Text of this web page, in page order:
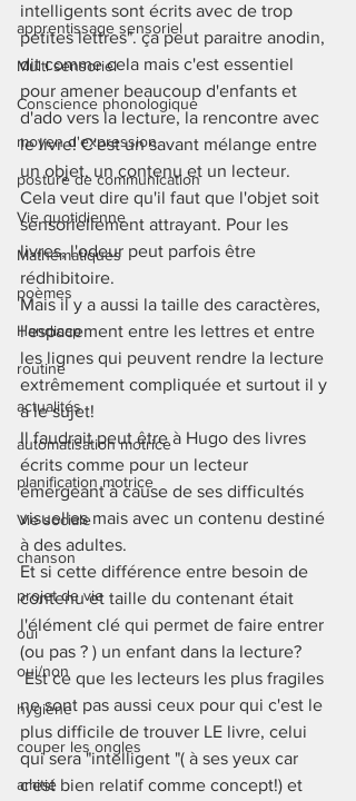
apprentissage sensoriel
Multi sensoriel
Conscience phonologique
moyen d'expression
posture de communication
Vie quotidienne
Mathématiques
poèmes
Handicap
routine
actualités
automatisation motrice
planification motrice
Vie sociale
chanson
projet de vie
oui
oui/non
hygiène
couper les ongles
amitié
intelligents sont écrits avec de trop
petites lettres". ça peut paraitre anodin,
dit comme cela mais c'est essentiel
pour amener beaucoup d'enfants et
d'ado vers la lecture, la rencontre avec
le livre! C'est un savant mélange entre
un objet, un contenu et un lecteur.
Cela veut dire qu'il faut que l'objet soit
sensoriellement attrayant. Pour les
livres, l'odeur peut parfois être
rédhibitoire.
Mais il y a aussi la taille des caractères,
l'espacement entre les lettres et entre
les lignes qui peuvent rendre la lecture
extrêmement compliquée et surtout il y
a le sujet!
Il faudrait peut être à Hugo des livres
écrits comme pour un lecteur
émergeant à cause de ses difficultés
visuelles mais avec un contenu destiné
à des adultes.
Et si cette différence entre besoin de
contenu et taille du contenant était
l'élément clé qui permet de faire entrer
(ou pas ? ) un enfant dans la lecture?
Est ce que les lecteurs les plus fragiles
ne sont pas aussi ceux pour qui c'est le
plus difficile de trouver LE livre, celui
qui sera "intelligent "( à ses yeux car
c'est bien relatif comme concept!) et